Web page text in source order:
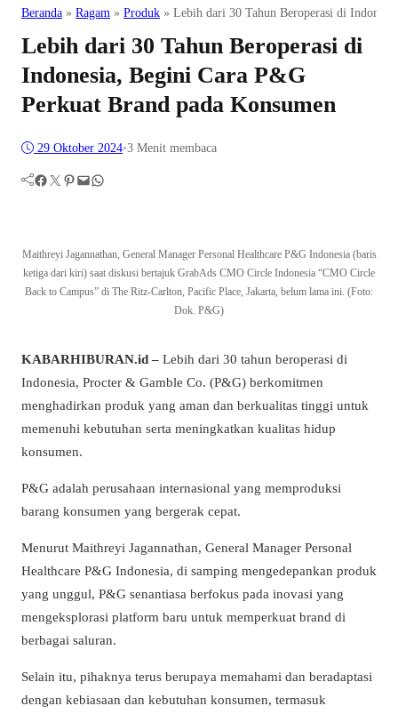
Beranda » Ragam » Produk » Lebih dari 30 Tahun Beroperasi di
Lebih dari 30 Tahun Beroperasi di
Indonesia, Begini Cara P&G
Perkuat Brand pada Konsumen
29 Oktober 2024•3 Menit membaca
Facebook Twitter Pinterest Mail WhatsApp
Maithreyi Jagannathan, General Manager Personal Healthcare P&G Indonesia (baris
ketiga dari kiri) saat diskusi bertajuk GrabAds CMO Circle Indonesia “CMO Circle
Back to Campus” di The Ritz-Carlton, Pacific Place, Jakarta, belum lama ini. (Foto:
Dok. P&G)
KABARHIBURAN.id – Lebih dari 30 tahun beroperasi di
Indonesia, Procter & Gamble Co. (P&G) berkomitmen
menghadirkan produk yang aman dan berkualitas tinggi untuk
memenuhi kebutuhan serta meningkatkan kualitas hidup
konsumen.
P&G adalah perusahaan internasional yang memproduksi
barang konsumen yang bergerak cepat.
Menurut Maithreyi Jagannathan, General Manager Personal
Healthcare P&G Indonesia, di samping mengedepankan produk
yang unggul, P&G senantiasa berfokus pada inovasi yang
mengeksplorasi platform baru untuk memperkuat brand di
berbagai saluran.
Selain itu, pihaknya terus berupaya memahami dan beradaptasi
dengan kebiasaan dan kebutuhan konsumen, termasuk